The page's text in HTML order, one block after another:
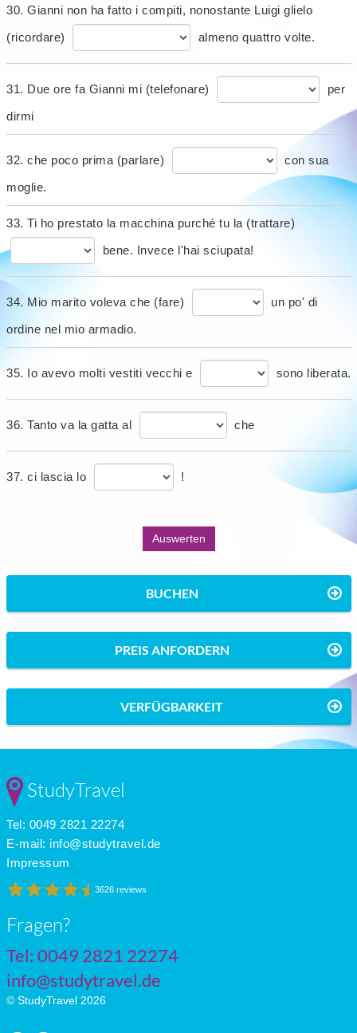
30. Gianni non ha fatto i compiti, nonostante Luigi glielo
(ricordare)
almeno quattro volte.
31. Due ore fa Gianni mi (telefonare)
per
dirmi
32. che poco prima (parlare)
con sua
moglie.
33. Ti ho prestato la macchina purché tu la (trattare)
bene. Invece l'hai sciupata!
34. Mio marito voleva che (fare)
un po' di
ordine nel mio armadio.
35. Io avevo molti vestiti vecchi e sono liberata.
36. Tanto va la gatta al che
37. ci lascia lo !
BUCHEN
PREIS ANFORDERN
VERFÜGBARKEIT
StudyTravel
Tel: 0049 2821 22274
E-mail: info@studytravel.de
Impressum
3626 reviews
Fragen?
Tel: 0049 2821 22274
info@studytravel.de
© StudyTravel 2026